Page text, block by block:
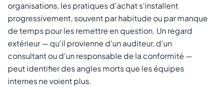
organisations, les pratiques d'achat s'installent
progressivement, souvent par habitude ou par manque
de temps pour les remettre en question. Un regard
extérieur — qu'il provienne d'un auditeur, d'un
consultant ou d'un responsable de la conformité —
peut identifier des angles morts que les équipes
internes ne voient plus.